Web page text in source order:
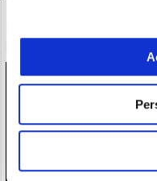
ETF Bitcoin: Wall Street